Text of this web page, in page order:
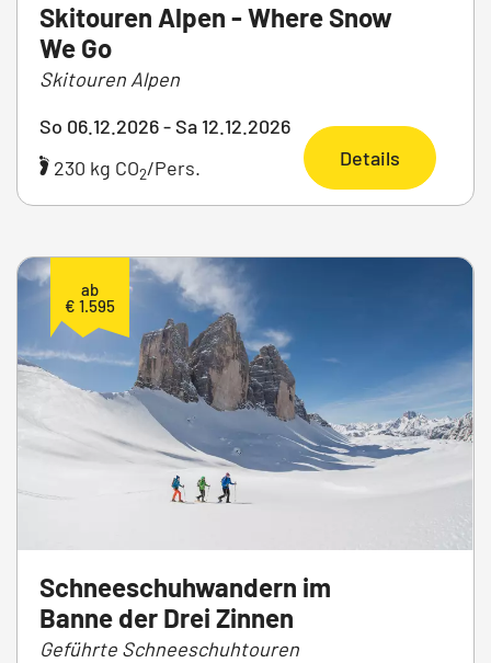
Skitouren Alpen - Where Snow
We Go
Skitouren Alpen
So 06.12.2026 - Sa 12.12.2026
230 kg CO2/Pers. Details
ab
€ 1.595
Schneeschuhwandern im
Banne der Drei Zinnen
Geführte Schneeschuhtouren